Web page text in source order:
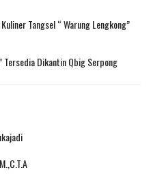
Tangsel “ Warung Lengkong”
Tersedia Dikantin Qbig Serpong